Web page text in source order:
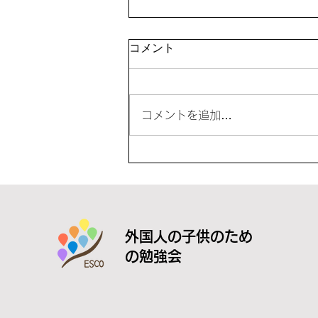
「夏休み教室」を開催
コメント
コメントを追加…
外国人の子供のため
の勉強会